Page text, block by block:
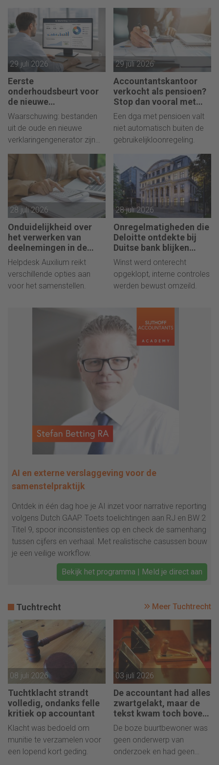
toegevoegde waarde
duidelijk is.
29 juli 2026
Eerste
onderhoudsbeurt voor
de nieuwe
verklaringengenerator
voor accountants
Waarschuwing: bestanden
uit de oude en nieuwe
verklaringengenerator zijn
29 juli 2026
Accountantskantoor
verkocht als pensioen?
Stop dan vooral met
werken
Een dga met pensioen valt
niet automatisch buiten de
gebruikelijkloonregeling.
28 juli 2026
Onduidelijkheid over
het verwerken van
deelnemingen in de
jaarrekening
Helpdesk Auxilium reikt
verschillende opties aan
voor het samenstellen.
28 juli 2026
Onregelmatigheden die
Deloitte ontdekte bij
Duitse bank blijken
fraude
Winst werd onterecht
opgeklopt, interne controles
werden bewust omzeild.
AI en externe verslaggeving voor de
samenstelpraktijk
Ontdek in één dag hoe je AI inzet voor narrative reporting
volgens Dutch GAAP. Toets toelichtingen aan RJ en BW 2
Titel 9, spoor inconsistenties op en check de samenhang
tussen cijfers en verhaal. Met realistische casussen bouw
je een veilige workflow.
Bekijk het programma | Meld je direct aan
Tuchtrecht Meer Tuchtrecht
08 juli 2026
Tuchtklacht strandt
volledig, ondanks felle
kritiek op accountant
Klacht was bedoeld om
munitie te verzamelen voor
een lopend kort geding.
03 juli 2026
De accountant had alles
zwartgelakt, maar de
tekst kwam toch boven
water
De boze buurtbewoner was
geen onderwerp van
onderzoek en had geen